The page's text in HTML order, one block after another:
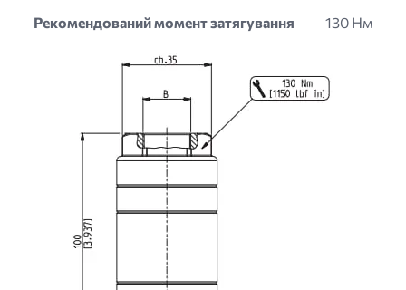
Рекомендований момент затягування
130 Нм